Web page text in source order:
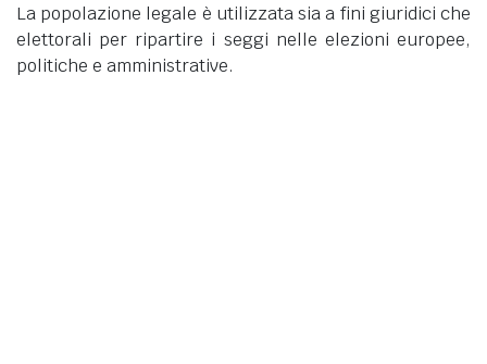
La popolazione legale è utilizzata sia a fini giuridici che
elettorali per ripartire i seggi nelle elezioni europee,
politiche e amministrative.